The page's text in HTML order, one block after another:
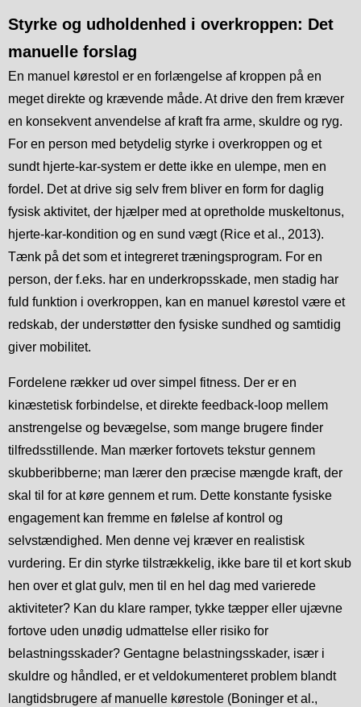
Styrke og udholdenhed i overkroppen: Det
manuelle forslag
En manuel kørestol er en forlængelse af kroppen på en
meget direkte og krævende måde. At drive den frem kræver
en konsekvent anvendelse af kraft fra arme, skuldre og ryg.
For en person med betydelig styrke i overkroppen og et
sundt hjerte-kar-system er dette ikke en ulempe, men en
fordel. Det at drive sig selv frem bliver en form for daglig
fysisk aktivitet, der hjælper med at opretholde muskeltonus,
hjerte-kar-kondition og en sund vægt (Rice et al., 2013).
Tænk på det som et integreret træningsprogram. For en
person, der f.eks. har en underkropsskade, men stadig har
fuld funktion i overkroppen, kan en manuel kørestol være et
redskab, der understøtter den fysiske sundhed og samtidig
giver mobilitet.
Fordelene rækker ud over simpel fitness. Der er en
kinæstetisk forbindelse, et direkte feedback-loop mellem
anstrengelse og bevægelse, som mange brugere finder
tilfredsstillende. Man mærker fortovets tekstur gennem
skubberibberne; man lærer den præcise mængde kraft, der
skal til for at køre gennem et rum. Dette konstante fysiske
engagement kan fremme en følelse af kontrol og
selvstændighed. Men denne vej kræver en realistisk
vurdering. Er din styrke tilstrækkelig, ikke bare til et kort skub
hen over et glat gulv, men til en hel dag med varierede
aktiviteter? Kan du klare ramper, tykke tæpper eller ujævne
fortove uden unødig udmattelse eller risiko for
belastningsskader? Gentagne belastningsskader, især i
skuldre og håndled, er et veldokumenteret problem blandt
langtidsbrugere af manuelle kørestole (Boninger et al.,